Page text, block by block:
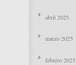
abril 2025
marzo 2025
febrero 2025